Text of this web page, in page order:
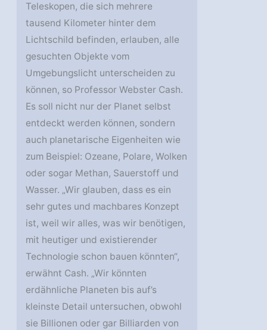
Teleskopen, die sich mehrere
tausend Kilometer hinter dem
Lichtschild befinden, erlauben, alle
gesuchten Objekte vom
Umgebungslicht unterscheiden zu
können, so Professor Webster Cash.
Es soll nicht nur der Planet selbst
entdeckt werden können, sondern
auch planetarische Eigenheiten wie
zum Beispiel: Ozeane, Polare, Wolken
oder sogar Methan, Sauerstoff und
Wasser. „Wir glauben, dass es ein
sehr gutes und machbares Konzept
ist, weil wir alles, was wir benötigen,
mit heutiger und existierender
Technologie schon bauen könnten“,
erwähnt Cash. „Wir könnten
erdähnliche Planeten bis auf’s
kleinste Detail untersuchen, obwohl
sie Billionen oder gar Billiarden von